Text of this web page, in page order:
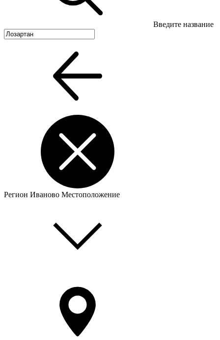
Введите название
Регион Иваново Местоположение